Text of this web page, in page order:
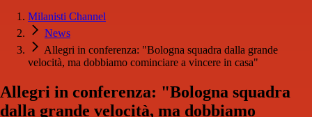
Milanisti Channel
News
Allegri in conferenza: "Bologna squadra dalla grande
velocità, ma dobbiamo cominciare a vincere in casa"
Allegri in conferenza: "Bologna squadra
dalla grande velocità, ma dobbiamo